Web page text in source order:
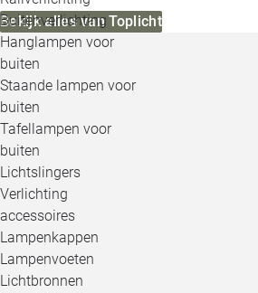
Buitenverlichting
Hanglampen voor
buiten
Staande lampen voor
buiten
Tafellampen voor
buiten
Lichtslingers
Verlichting
accessoires
Lampenkappen
Lampenvoeten
Lichtbronnen
Bekijk alles van Toplicht